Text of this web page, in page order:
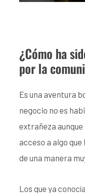
¿Cómo ha
por la
Es una aventura
negocio no es
extrañeza aunque
acceso a algo
de una manera
Los que ya